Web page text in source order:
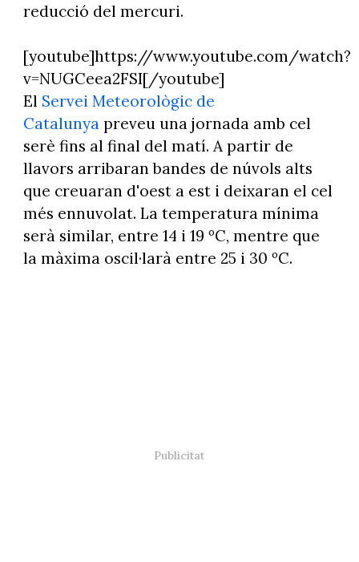
reducció del mercuri.
[youtube]https://www.youtube.com/watch?
v=NUGCeea2FSI[/youtube]
El Servei Meteorològic de
Catalunya preveu una jornada amb cel
serè fins al final del matí. A partir de
llavors arribaran bandes de núvols alts
que creuaran d'oest a est i deixaran el cel
més ennuvolat. La temperatura mínima
serà similar, entre 14 i 19 ºC, mentre que
la màxima oscil·larà entre 25 i 30 ºC.